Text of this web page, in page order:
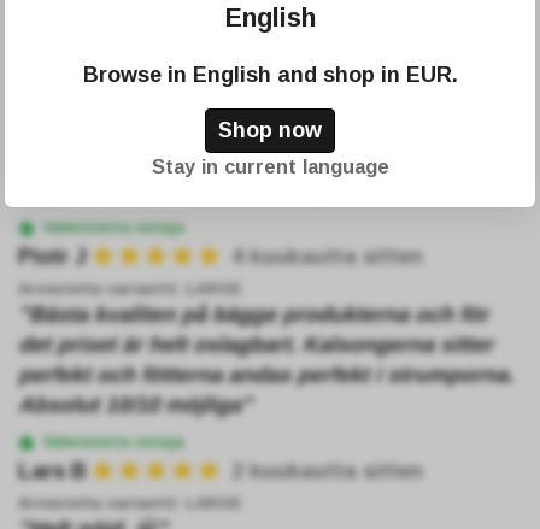
Arvostelut
4 kuukautta sitten
Arvosteltu variantti:LARGE
Vahvistettu ostaja
Piotr J 4 kuukautta sitten
Arvosteltu variantti:
"Bästa kvaliten på bägge produkterna och för
det priset är helt oslagbart. Kalsongerna sitter
perfekt och fötterna andas perfekt i strumporna.
Absolut 10/10 möjliga"
Vahvistettu ostaja
Lars B 2 kuukautta sitten
Arvosteltu variantti:
English
Browse in English and shop in EUR.
Shop now
Stay in current language